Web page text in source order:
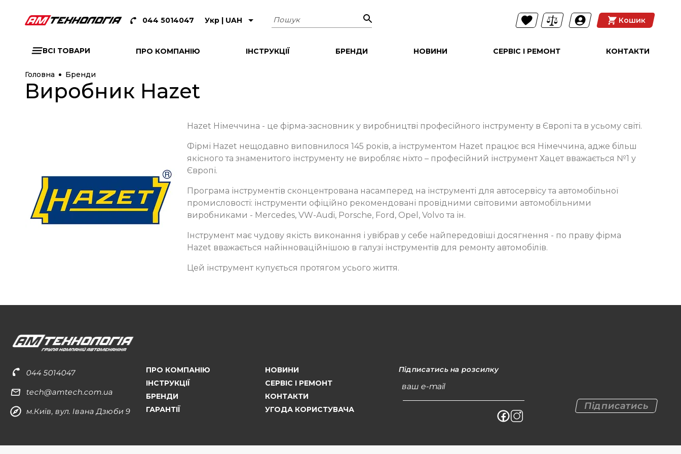
044 5014047 Укр | UAH Пошук Кошик
ВСІ ТОВАРИ ПРО КОМПАНІЮ ІНСТРУКЦІЇ БРЕНДИ НОВИНИ СЕРВІС І РЕМОНТ КОНТАКТИ
Головна Бренди
Виробник Hazet
Hazet Німеччина - це фірма-засновник у виробництві професійного інструменту в Європі та в усьому світі.
Фірмі Hazet нещодавно виповнилося 145 років, а інструментом Hazet працює вся Німеччина, адже більш
якісного та знаменитого інструменту не виробляє ніхто – професійний інструмент Хацет вважається №1 у
Європі.
Програма інструментів сконцентрована насамперед на інструменті для автосервісу та автомобільної
промисловості: інструменти офіційно рекомендовані провідними світовими автомобільними
виробниками - Mercedes, VW-Audi, Porsche, Ford, Opel, Volvo та ін.
Інструмент має чудову якість виконання і увібрав у себе найпередовіші досягнення - по праву фірма
Hazet вважається найінноваційнішою в галузі інструментів для ремонту автомобілів.
Цей інструмент купується протягом усього життя.
044 5014047
tech@amtech.com.ua
м.Київ, вул. Івана Дзюби 9
ПРО КОМПАНІЮ
ІНСТРУКЦІЇ
БРЕНДИ
ГАРАНТІЇ
НОВИНИ
СЕРВІС І РЕМОНТ
КОНТАКТИ
УГОДА КОРИСТУВАЧА
Підписатись на розсилку
ваш e-mail
Підписатись